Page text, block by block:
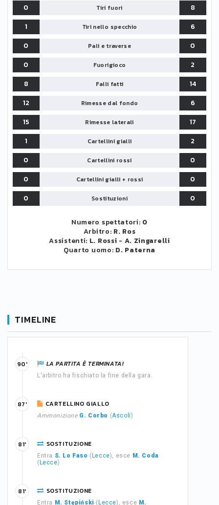
0 Tiri fuori
8
1
Tiri nello specchio
6
0
Pali e traverse
0
0
Fuorigioco
2
8
Falli fatti
14
12
Rimesse dal fondo
6
15
Rimesse laterali
17
1
Cartellini gialli
2
0
Cartellini rossi
0
0
Cartellini gialli + rossi
0
0
Sostituzioni 0
Numero spettatori: 0
Arbitro: R. Ros
Assistenti: L. Rossi - A. Zingarelli
Quarto uomo: D. Paterna
TIMELINE
LA PARTITA È TERMINATA!
L'arbitro ha fischiato la fine della gara.
90'
CARTELLINO GIALLO
Ammonizione G. Corbo (Ascoli)
87'
SOSTITUZIONE
Entra S. Lo Faso ( Lecce), esce M. Coda
( Lecce)
81'
SOSTITUZIONE
Entra M. Stępiński ( Lecce), esce M.
81'